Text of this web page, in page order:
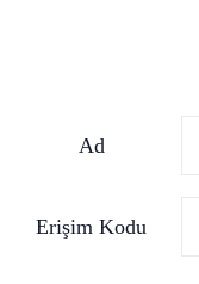
Ad
Erişim Kodu